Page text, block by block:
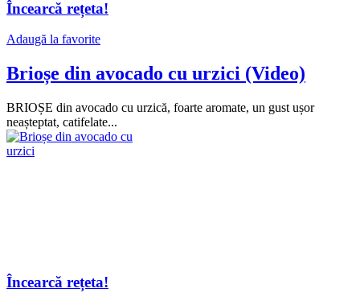
Încearcă rețeta!
Adaugă la favorite
Brioșe din avocado cu urzici (Video)
BRIOȘE din avocado cu urzică, foarte aromate, un gust ușor
neașteptat, catifelate...
Încearcă rețeta!